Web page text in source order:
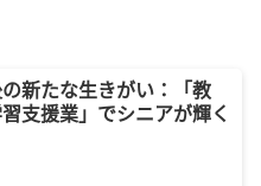
新たな生きがい：「教
支援業」でシニアが輝く